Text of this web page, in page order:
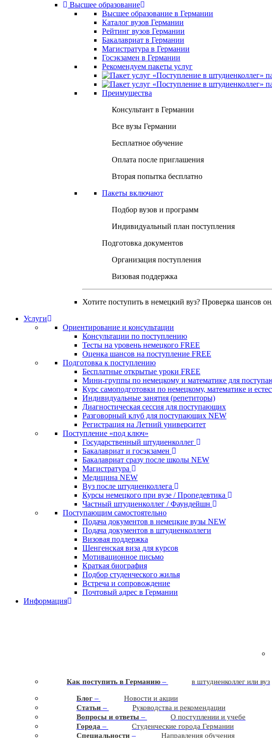
Высшее образование
Высшее образование в Германии
Каталог вузов Германии
Рейтинг вузов Германии
Бакалавриат в Германии
Магистратура в Германии
Госэкзамен в Германии
Рекомендуем пакеты услуг
Преимущества
Консультант в Германии
Все вузы Германии
Бесплатное обучение
Оплата после приглашения
Вторая попытка бесплатно
Пакеты включают
Подбор вузов и программ
Индивидуальный план поступления
Подготовка документов
Организация поступления
Визовая поддержка
Хотите поступить в немецкий вуз? Проверка шансов
Услуги
Ориентирование и консультации
Консультации по поступлению
Тесты на уровень немецкого FREE
Оценка шансов на поступление FREE
Подготовка к поступлению
Бесплатные открытые уроки FREE
Мини-группы по немецкому и математике для
Курс самоподготовки по немецкому, математике и
Индивидуальные занятия (репетиторы)
Диагностическая сессия для поступающих
Разговорный клуб для поступающих NEW
Регистрация на Летний университет
Поступление «под ключ»
Государственный штудиенколлег
Бакалавриат и госэкзамен
Бакалавриат сразу после школы NEW
Магистратура
Медицина NEW
Вуз после штудиенколлега
Курсы немецкого при вузе / Пропедевтика
Частный штудиенколлег / Фаундейшн
Поступающим самостоятельно
Подача документов в немецкие вузы NEW
Подача документов в штудиенколлеги
Визовая поддержка
Шенгенская виза для курсов
Мотивационное письмо
Краткая биография
Подбор студенческого жилья
Встреча и сопровождение
Почтовый адрес в Германии
Информация
Как поступить в Германию – в штудиенколлег или вуз
Блог –
Новости и акции
Статьи –
Руководства и рекомендации
Вопросы и ответы –
О поступлении и учебе
Города –
Студенческие города Германии
Cпециальности –
Направления обучения